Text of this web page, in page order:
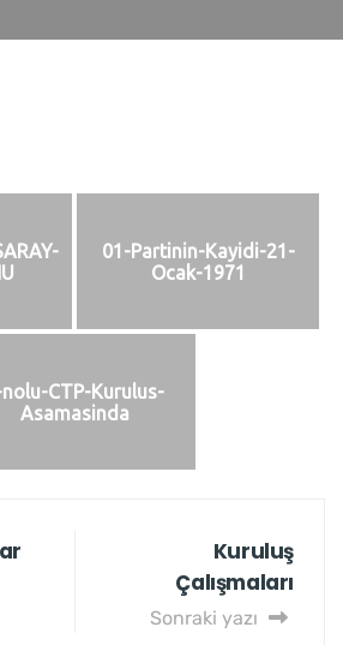
01-Partinin-Kayidi-21-
Ocak-1971
CTP-Kurulus-
Asamasinda
Kuruluş
Çalışmaları
Sonraki yazı